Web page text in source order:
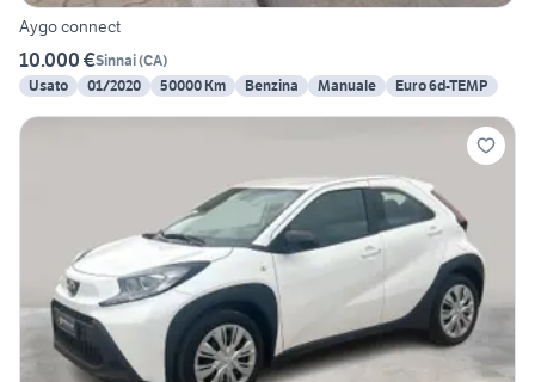
Aygo connect
10.000 €Sinnai(CA)
Usato
01/2020 50000 Km Benzina Manuale Euro 6d-TEMP